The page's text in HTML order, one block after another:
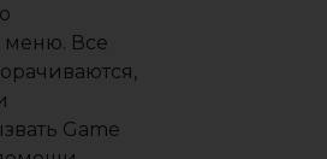
меню. Все
Game